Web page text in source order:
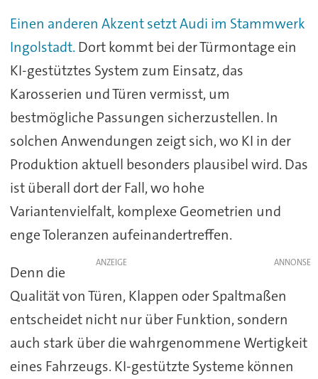
Einen anderen Akzent setzt Audi im Stammwerk
Ingolstadt. Dort kommt bei der Türmontage ein
KI-gestütztes System zum Einsatz, das
Karosserien und Türen vermisst, um
bestmögliche Passungen sicherzustellen. In
solchen Anwendungen zeigt sich, wo KI in der
Produktion aktuell besonders plausibel wird. Das
ist überall dort der Fall, wo hohe
Variantenvielfalt, komplexe Geometrien und
enge Toleranzen aufeinandertreffen.
ANZEIGE
Denn die
Qualität von Türen, Klappen oder Spaltmaßen
entscheidet nicht nur über Funktion, sondern
auch stark über die wahrgenommene Wertigkeit
eines Fahrzeugs. KI-gestützte Systeme können